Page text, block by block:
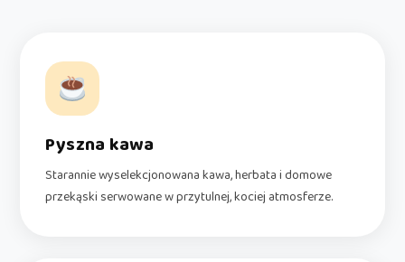
Pyszna kawa
Starannie wyselekcjonowana kawa, herbata i domowe
przekąski serwowane w przytulnej, kociej atmosferze.